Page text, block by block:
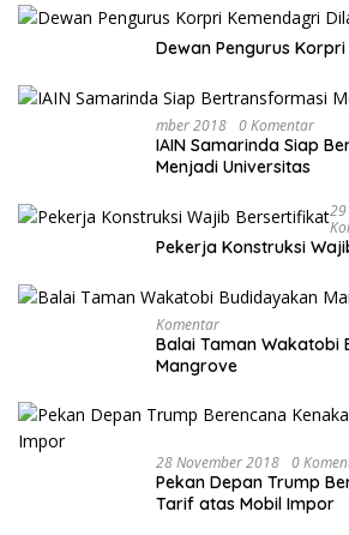
Dewan Pengurus
Mber 2018 0 Komentar
IAIN Samarinda Siap
Menjadi Universitas
Pekerja Konstruksi
Komentar
Balai Taman Wakatobi
Mangrove
28 November 2018 0
Pekan Depan Trump
Tarif atas Mobil Impor